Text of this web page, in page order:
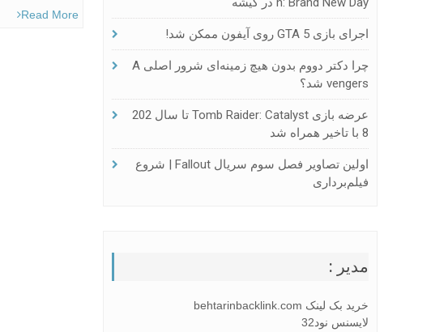
Read More
اجرای بازی GTA 5 روی آیفون ممکن شد!
چرا دکتر دووم بدون هیچ زمینه‌ای شرور اصلی A
Vengers شد؟
عرضه بازی Tomb Raider: Catalyst تا سال 202
8 با تاخیر همراه شد
اولین تصاویر فصل سوم سریال Fallout | شروع
فیلم‌برداری
مدیر :
خرید بک لینک behtarinbacklink.com
لایسنس نود32